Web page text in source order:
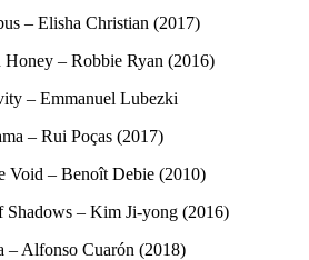
– Elisha Christian (2017)
Honey – Robbie Ryan (2016)
– Emmanuel Lubezki
– Rui Poças (2017)
Void – Benoît Debie (2010)
Shadows – Kim Ji-yong (2016)
– Alfonso Cuarón (2018)